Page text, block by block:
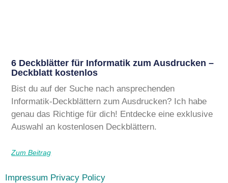
6 Deckblätter für Informatik zum Ausdrucken –
Deckblatt kostenlos
Bist du auf der Suche nach ansprechenden
Informatik-Deckblättern zum Ausdrucken? Ich habe
genau das Richtige für dich! Entdecke eine exklusive
Auswahl an kostenlosen Deckblättern.
Zum Beitrag
Impressum Privacy Policy